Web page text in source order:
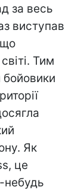
за весь
виступав
що
Тим
бойовики
Як
це
небудь